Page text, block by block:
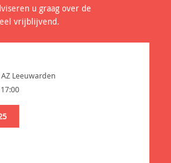
u graag over de
vrijblijvend.
Leeuwarden